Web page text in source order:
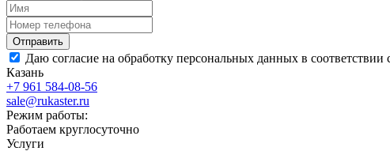
Даю согласие на обработку персональных данных в соответствии
Казань
+7 961 584-08-56
sale@rukaster.ru
Режим работы:
Работаем круглосуточно
Услуги